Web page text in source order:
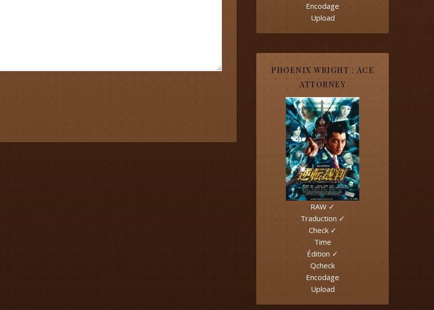
Encodage
Upload
PHOENIX WRIGHT : ACE
ATTORNEY
RAW ✓
Traduction ✓
Check ✓
Time
Édition ✓
Qcheck
Encodage
Upload